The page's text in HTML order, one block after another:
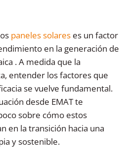
paneles solares es un factor
en la generación de
. A medida que la
entender los factores que
se vuelve fundamental.
desde EMAT te
sobre cómo estos
en la transición hacia una
y sostenible.